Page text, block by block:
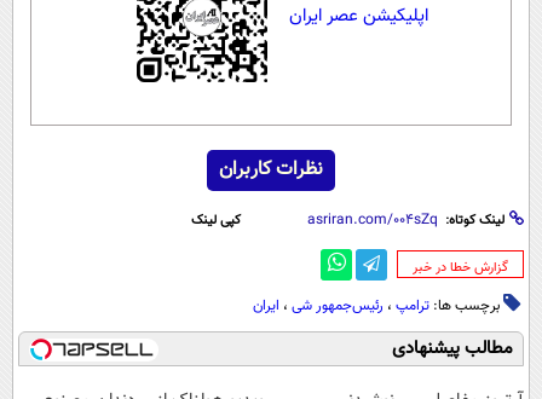
اپلیکیشن عصر ایران
نظرات کاربران
لینک کوتاه: کپی لینک
‌گزارش خطا در خبر
برچسب ها: ترامپ ، رئیس‌جمهور شی ، ایران
مطالب پیشنهادی